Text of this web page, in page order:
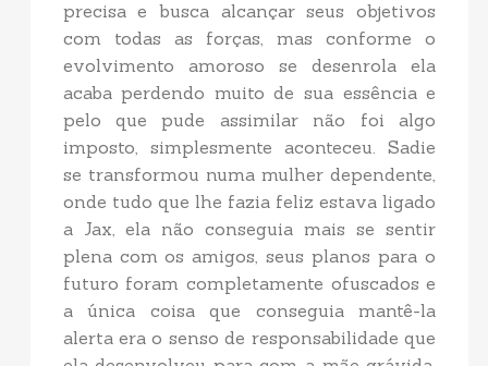
precisa e busca alcançar seus objetivos
com todas as forças, mas conforme o
evolvimento amoroso se desenrola ela
acaba perdendo muito de sua essência e
pelo que pude assimilar não foi algo
imposto, simplesmente aconteceu. Sadie
se transformou numa mulher dependente,
onde tudo que lhe fazia feliz estava ligado
a Jax, ela não conseguia mais se sentir
plena com os amigos, seus planos para o
futuro foram completamente ofuscados e
a única coisa que conseguia mantê-la
alerta era o senso de responsabilidade que